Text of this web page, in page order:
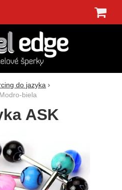
do jazyka
biela
ASK